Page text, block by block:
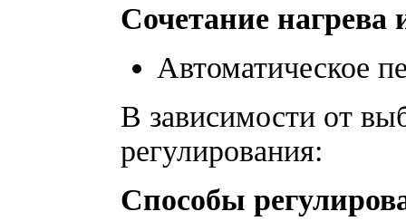
Сочетание нагрева
Автоматическое
В зависимости от
регулирования:
Способы